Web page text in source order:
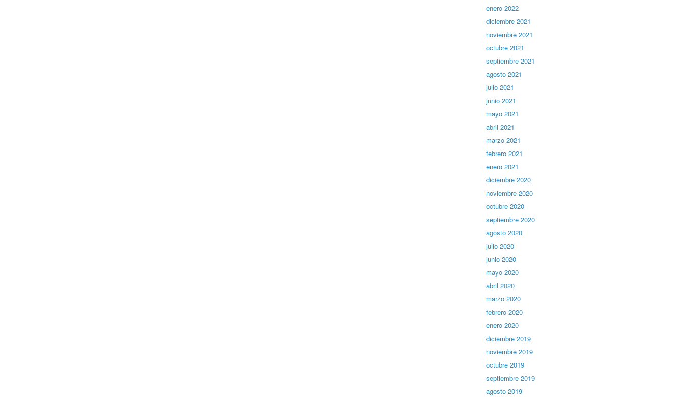
enero 2022
diciembre 2021
noviembre 2021
octubre 2021
septiembre 2021
agosto 2021
julio 2021
junio 2021
mayo 2021
abril 2021
marzo 2021
febrero 2021
enero 2021
diciembre 2020
noviembre 2020
octubre 2020
septiembre 2020
agosto 2020
julio 2020
junio 2020
mayo 2020
abril 2020
marzo 2020
febrero 2020
enero 2020
diciembre 2019
noviembre 2019
octubre 2019
septiembre 2019
agosto 2019